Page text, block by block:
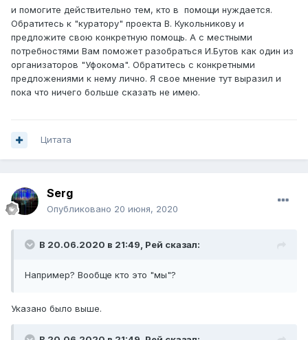
и помогите действительно тем, кто в помощи нуждается.
Обратитесь к "куратору" проекта В. Кукольникову и
предложите свою конкретную помощь. А с местными
потребностями Вам поможет разобраться И.Бутов как один из
организаторов "Уфокома". Обратитесь с конкретными
предложениями к нему лично. Я свое мнение тут выразил и
пока что ничего больше сказать не имею.
Цитата
Serg
Опубликовано 20 июня, 2020
В 20.06.2020 в 21:49, Рей сказал:
Например? Вообще кто это "мы"?
Указано было выше.